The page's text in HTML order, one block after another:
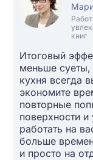
книг
Итоговый
меньше суеты,
кухня всегда
экономите
повторные
поверхности
работать на
больше
и просто на